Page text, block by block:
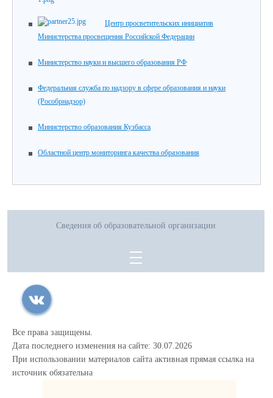
Центр просветительских инициатив
Министерства просвещения Российской Федерации
Министерство науки и высшего образования РФ
Федеральная служба по надзору в сфере образования и науки
(Рособрнадзор)
Министерство образования Кузбасса
Областной центр мониторинга качества образования
Сведения об образовательной организации
Все права защищены.
Дата последнего изменения на сайте: 30.07.2026
При использовании материалов сайта активная прямая ссылка на
источник обязательна